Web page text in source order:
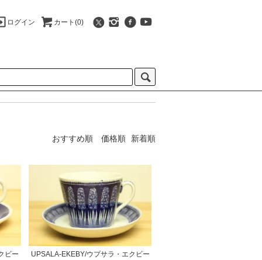
ログイン カート(0)
おすすめ順 価格順 新着順
ビー
UPSALA-EKEBY/ウプサラ・エクビー